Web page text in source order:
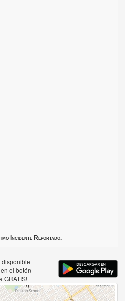
Incidente Reportado.
disponible
el botón
GRATIS!